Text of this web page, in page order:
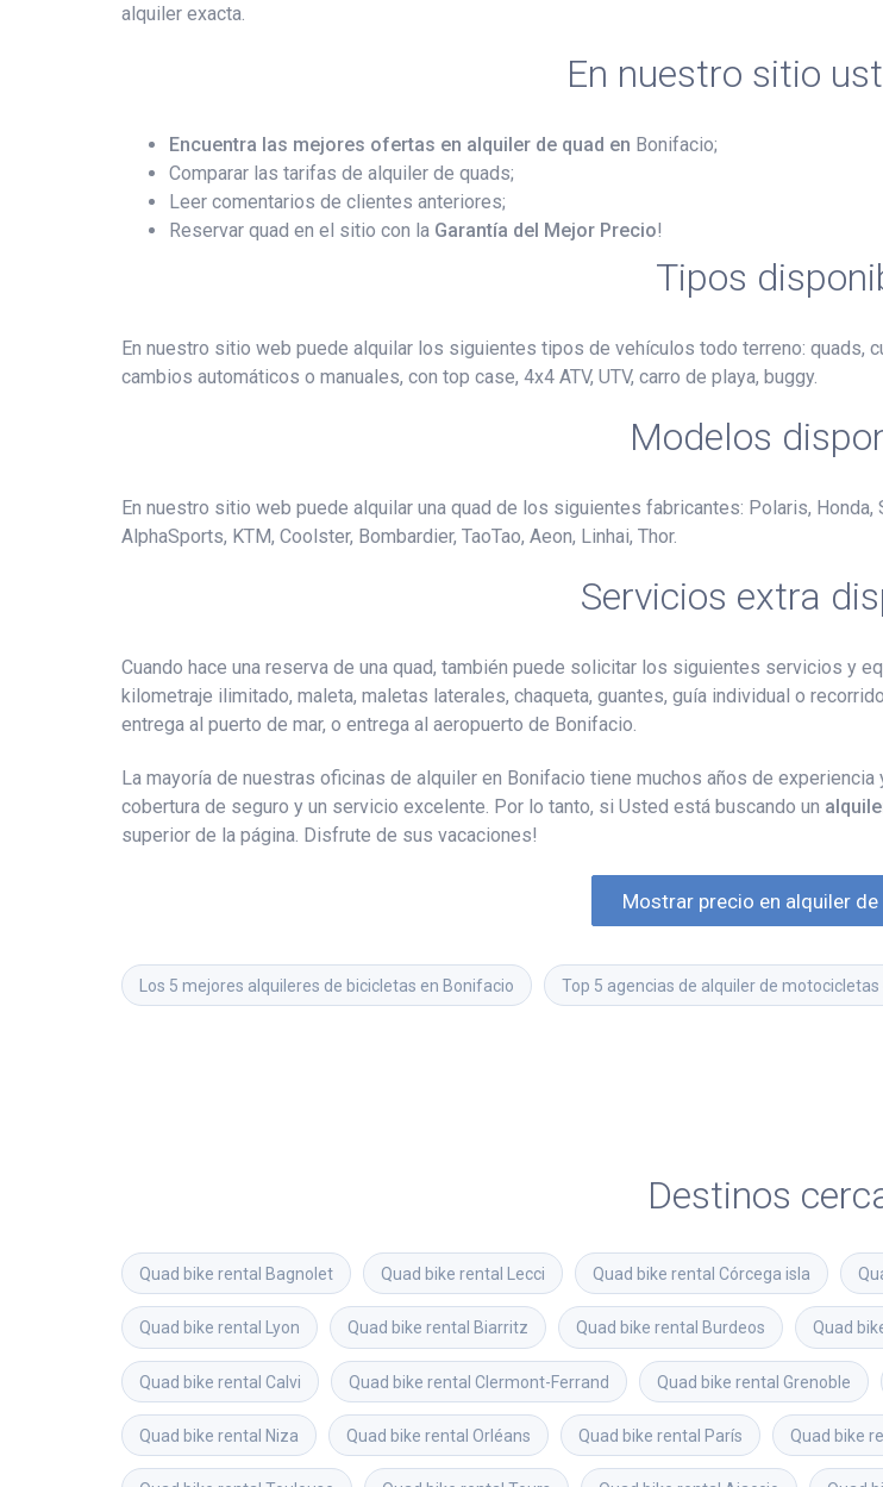
alquiler exacta.
En nuestro sitio
Encuentra las mejores ofertas en alquiler de quad en Bonifacio;
Comparar las tarifas de alquiler de quads;
Leer comentarios de clientes anteriores;
Reservar quad en el sitio con la Garantía del Mejor Precio!
Tipos
En nuestro sitio web puede alquilar los siguientes tipos de vehículos todo terreno: quads,
cambios automáticos o manuales, con top case, 4x4 ATV, UTV, carro de playa, buggy.
Modelos
En nuestro sitio web puede alquilar una quad de los siguientes fabricantes: Polaris, Honda,
AlphaSports, KTM, Coolster, Bombardier, TaoTao, Aeon, Linhai, Thor.
Servicios extra
Cuando hace una reserva de una quad, también puede solicitar los siguientes servicios y
kilometraje ilimitado, maleta, maletas laterales, chaqueta, guantes, guía individual o
entrega al puerto de mar, o entrega al aeropuerto de Bonifacio.
La mayoría de nuestras oficinas de alquiler en Bonifacio tiene muchos años de
cobertura de seguro y un servicio excelente. Por lo tanto, si Usted está buscando un
superior de la página. Disfrute de sus vacaciones!
Mostrar precio en alquiler
Los 5 mejores alquileres de bicicletas en Bonifacio Top 5 agencias de alquiler de
Destinos
Quad bike rental Bagnolet Quad bike rental Lecci Quad bike rental Córcega isla
Quad bike rental Lyon Quad bike rental Biarritz Quad bike rental Burdeos Quad
Quad bike rental Calvi Quad bike rental Clermont-Ferrand Quad bike rental Grenoble
Quad bike rental Niza Quad bike rental Orléans Quad bike rental París Quad bike